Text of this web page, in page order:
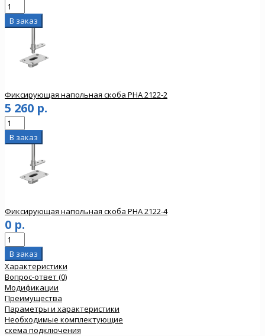
Фиксирующая напольная скоба PHA 2122-2
5 260 р.
Фиксирующая напольная скоба PHA 2122-4
0 р.
Характеристики
Вопрос-ответ (0)
Модификации
Преимущества
Параметры и характеристики
Необходимые комплектующие
схема подключения